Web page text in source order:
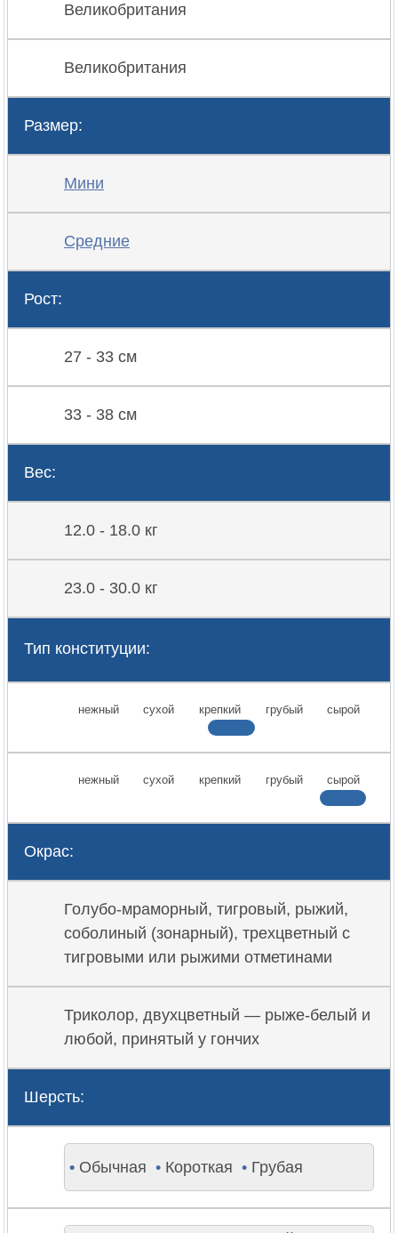
Великобритания
Великобритания
Размер:
Мини
Средние
Рост:
27 - 33 см
33 - 38 см
Вес:
12.0 - 18.0 кг
23.0 - 30.0 кг
Тип конституции:
нежный сухой крепкий грубый сырой
нежный сухой крепкий грубый сырой
Окрас:
Голубо-мраморный, тигровый, рыжий,
соболиный (зонарный), трехцветный с
тигровыми или рыжими отметинами
Триколор, двухцветный — рыже-белый и
любой, принятый у гончих
Шерсть:
• Обычная • Короткая • Грубая